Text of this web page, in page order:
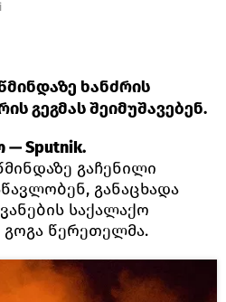
ხანძრის
გეგმას შეიმუშავებენ.
— Sputnik.
გაჩენილი
განაცხადა
საქალაქო
გოგა წერეთელმა.